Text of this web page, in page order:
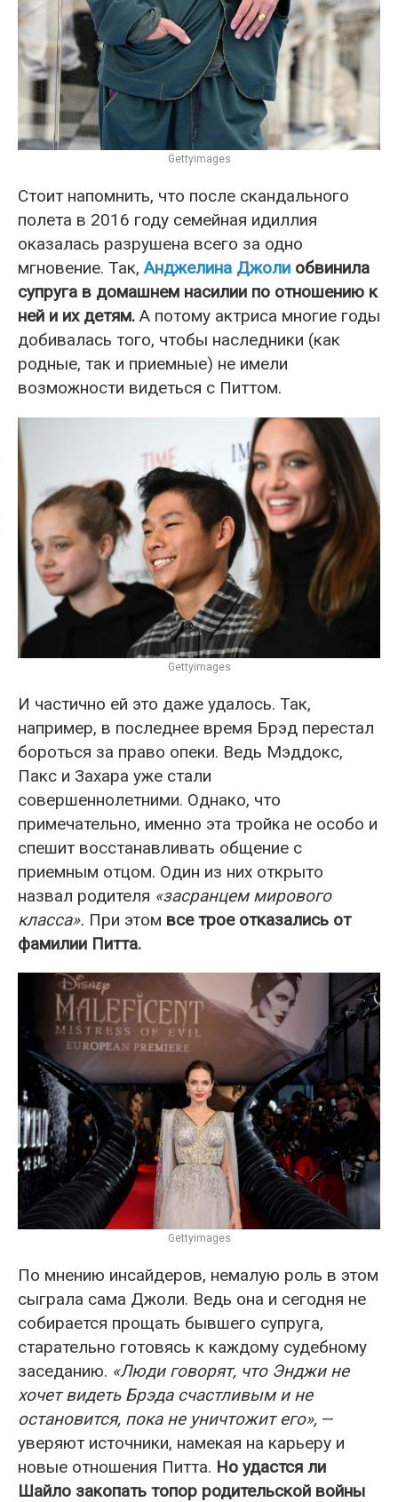
Gettyimages
Стоит напомнить, что после скандального
полета в 2016 году семейная идиллия
оказалась разрушена всего за одно
мгновение. Так,Анджелина Джоли обвинила
супруга в домашнем насилии по отношению к
ней и их детям. А потому актриса многие годы
добивалась того, чтобы наследники (как
родные, так и приемные) не имели
возможности видеться с Питтом.
Gettyimages
И частично ей это даже удалось. Так,
например, в последнее время Брэд перестал
бороться за право опеки. Ведь Мэддокс,
Пакс и Захара уже стали
совершеннолетними. Однако, что
примечательно, именно эта тройка не особо и
спешит восстанавливать общение с
приемным отцом. Один из них открыто
назвал родителя «засранцем мирового
класса». При этом все трое отказались от
фамилии Питта.
Gettyimages
По мнению инсайдеров, немалую роль в этом
сыграла сама Джоли. Ведь она и сегодня не
собирается прощать бывшего супруга,
старательно готовясь к каждому судебному
заседанию. «Люди говорят, что Энджи не
хочет видеть Брэда счастливым и не
остановится, пока не уничтожит его», —
уверяют источники, намекая на карьеру и
новые отношения Питта. Но удастся ли
Шайло закопать топор родительской войны